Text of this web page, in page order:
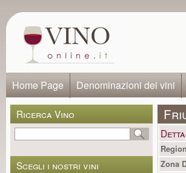
Home Page Denominazioni dei vini
Ricerca Vino
Scegli i nostri vini Zona